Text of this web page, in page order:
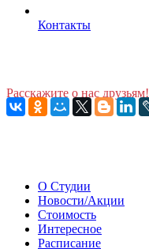
Контакты
Расскажите о нас друзьям!
О Студии
Новости/Акции
Стоимость
Интересное
Расписание